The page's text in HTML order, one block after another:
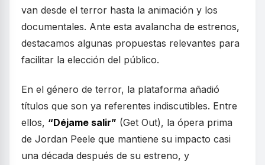
van desde el terror hasta la animación y los
documentales. Ante esta avalancha de estrenos,
destacamos algunas propuestas relevantes para
facilitar la elección del público.
En el género de terror, la plataforma añadió
títulos que son ya referentes indiscutibles. Entre
ellos, “Déjame salir” (Get Out), la ópera prima
de Jordan Peele que mantiene su impacto casi
una década después de su estreno, y